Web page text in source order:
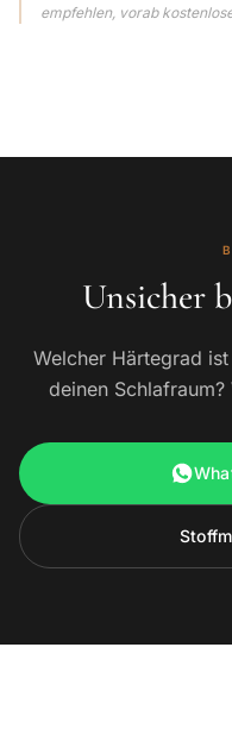
empfehlen, vorab
Unsicher
Welcher Härtegrad
deinen